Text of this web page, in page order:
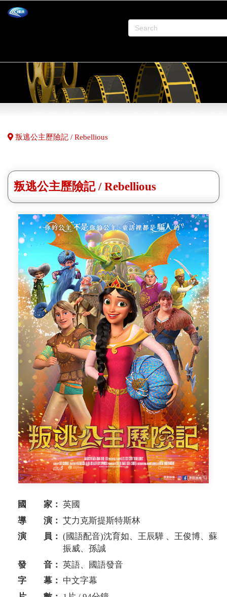
叛逃公主歷險記 / Rebellious
叛逃公主歷險記 / Rebellious
國 家： 英國
導 演： 艾力克斯提斯特斯林
演 員： (國語配音)沈育如、王辰驊 、王俊博、蘇
振威、孫誠
發 音： 英語、國語發音
字 幕： 中文字幕